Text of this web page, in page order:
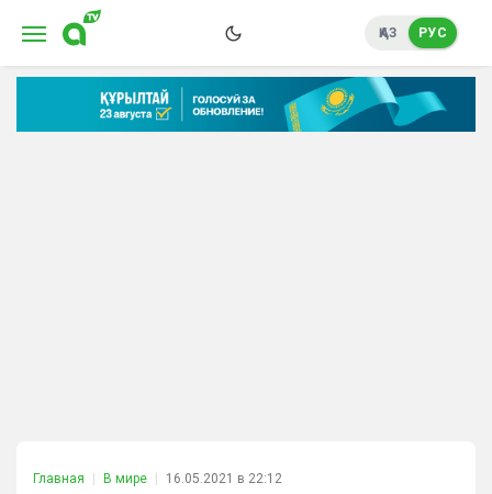
ҚАЗ РУС
Главная В мире 16.05.2021 в 22:12